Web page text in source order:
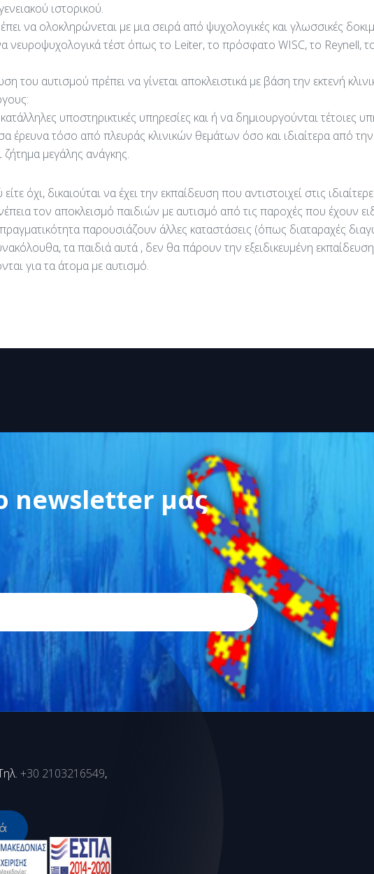
ιστορικού.
να ολοκληρώνεται με μια σειρά από ψυχολογικές και γλωσσικές
νευροψυχολογικά τέστ όπως το Leiter, το πρόσφατο WISC, το
του αυτισμού πρέπει να γίνεται αποκλειστικά με βάση την εκτενή
υποστηρικτικές υπηρεσίες και ή να δημιουργούνται
έρευνα τόσο από πλευράς κλινικών θεμάτων όσο και ιδιαίτερα από
μεγάλης ανάγκης.
όχι, δικαιούται να έχει την εκπαίδευση που αντιστοιχεί στις
τον αποκλεισμό παιδιών με αυτισμό από τις παροχές που έχουν
παρουσιάζουν άλλες καταστάσεις (όπως διαταραχές
τα παιδιά αυτά , δεν θα πάρουν την εξειδικευμένη
για τα άτομα με αυτισμό.
newsletter μας
+30 2103216549,